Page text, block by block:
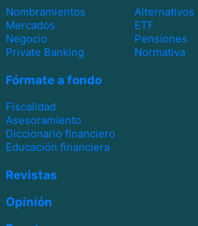
Nombramientos
Alternativos
Mercados
ETF
Negocio
Pensiones
Private Banking
Normativa
Fórmate a fondo
Fiscalidad
Asesoramiento
Diccionario financiero
Educación financiera
Revistas
Opinión